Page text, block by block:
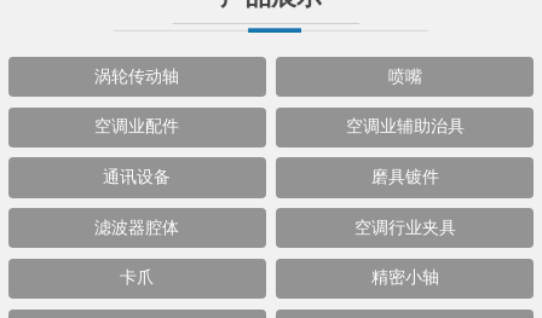
涡轮传动轴 喷嘴
空调业配件 空调业辅助治具
通讯设备 磨具镀件
滤波器腔体 空调行业夹具
卡爪 精密小轴